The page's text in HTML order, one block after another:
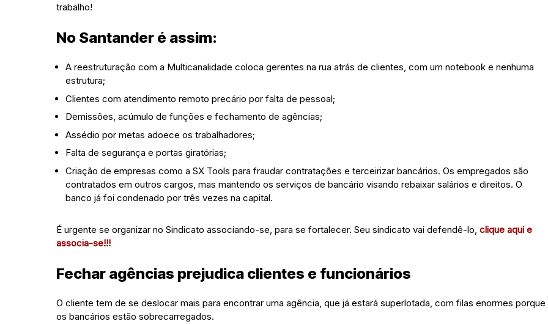
trabalho!
No Santander é assim:
A reestruturação com a Multicanalidade coloca gerentes na rua atrás de clientes, com um notebook e nenhuma
estrutura;
Clientes com atendimento remoto precário por falta de pessoal;
Demissões, acúmulo de funções e fechamento de agências;
Assédio por metas adoece os trabalhadores;
Falta de segurança e portas giratórias;
Criação de empresas como a SX Tools para fraudar contratações e terceirizar bancários. Os empregados são
contratados em outros cargos, mas mantendo os serviços de bancário visando rebaixar salários e direitos. O
banco já foi condenado por três vezes na capital.
É urgente se organizar no Sindicato associando-se, para se fortalecer. Seu sindicato vai defendê-lo, clique aqui e
associa-se!!!
Fechar agências prejudica clientes e funcionários
O cliente tem de se deslocar mais para encontrar uma agência, que já estará superlotada, com filas enormes porque
os bancários estão sobrecarregados.